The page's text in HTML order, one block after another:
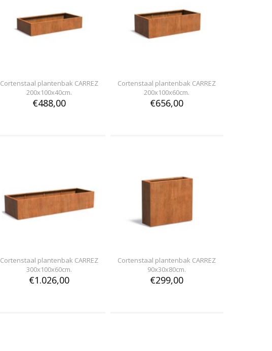
Cortenstaal plantenbak CARREZ
200x100x40cm.
€488,00
Cortenstaal plantenbak CARREZ
200x100x60cm.
€656,00
Cortenstaal plantenbak CARREZ
300x100x60cm.
€1.026,00
Cortenstaal plantenbak CARREZ
90x30x80cm.
€299,00